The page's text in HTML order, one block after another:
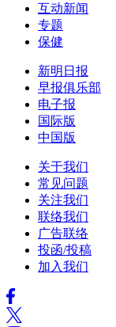
互动新闻
专题
保健
新明日报
早报俱乐部
电子报
国际版
中国版
关于我们
常见问题
关注我们
联络我们
广告联络
投函/投稿
加入我们